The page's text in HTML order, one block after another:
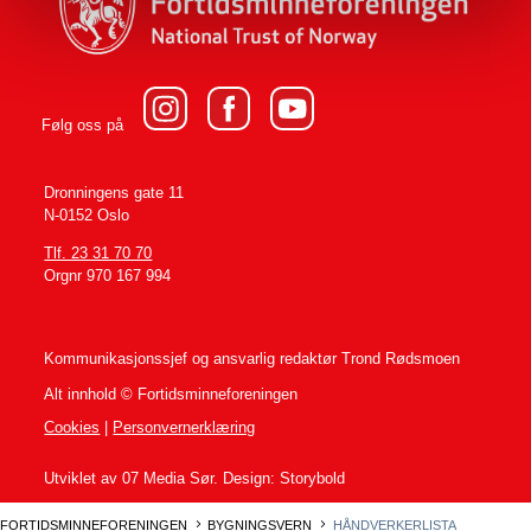
Følg oss på
Dronningens gate 11
N-0152 Oslo
Tlf. 23 31 70 70
Orgnr 970 167 994
Kommunikasjonssjef og ansvarlig redaktørTrond Rødsmoen
Alt innhold © Fortidsminneforeningen
Cookies
Personvernerklæring
Utviklet av 07 Media Sør. Design: Storybold
FORTIDSMINNEFORENINGEN BYGNINGSVERN HÅNDVERKERLISTA